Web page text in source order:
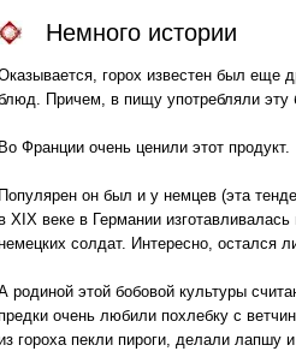
Немного истории
горох известен был еще
Причем, в пищу употребляли эту
Во Франции очень ценили этот
Популярен он был и у немцев (эта
XIX веке в Германии
солдат. Интересно, остался
родиной этой бобовой культуры
очень любили похлебку с
гороха пекли пироги, делали лапшу